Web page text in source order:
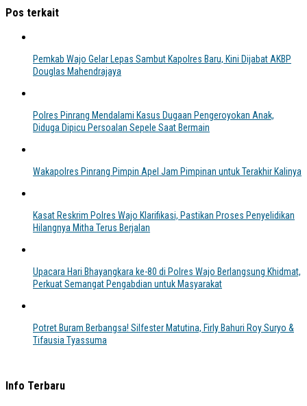
Pos terkait
Pemkab Wajo Gelar Lepas Sambut Kapolres Baru, Kini Dijabat AKBP
Douglas Mahendrajaya
Polres Pinrang Mendalami Kasus Dugaan Pengeroyokan Anak,
Diduga Dipicu Persoalan Sepele Saat Bermain
Wakapolres Pinrang Pimpin Apel Jam Pimpinan untuk Terakhir Kalinya
Kasat Reskrim Polres Wajo Klarifikasi, Pastikan Proses Penyelidikan
Hilangnya Mitha Terus Berjalan
Upacara Hari Bhayangkara ke-80 di Polres Wajo Berlangsung Khidmat,
Perkuat Semangat Pengabdian untuk Masyarakat
Potret Buram Berbangsa! Silfester Matutina, Firly Bahuri Roy Suryo &
Tifausia Tyassuma
Info Terbaru